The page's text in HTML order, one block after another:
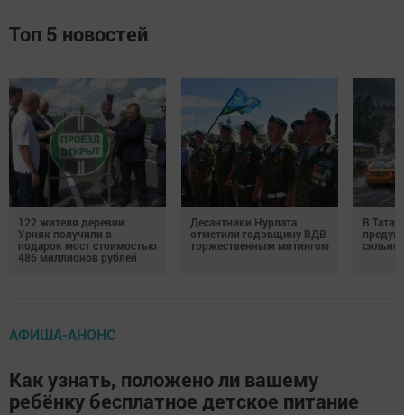
Топ 5 новостей
122 жителя деревни
Урняк получили в
подарок мост стоимостью
486 миллионов рублей
Десантники Нурлата
отметили годовщину ВДВ
торжественным митингом
В
АФИША-АНОНС
Как узнать, положено ли вашему
ребёнку бесплатное детское питание